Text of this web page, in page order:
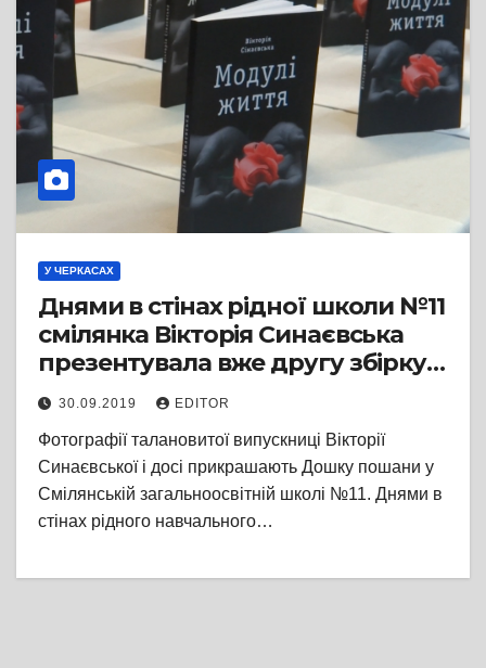
У ЧЕРКАСАХ
Днями в стінах рідної школи №11
смілянка Вікторія Синаєвська
презентувала вже другу збірку
власних поетичних творів
30.09.2019 EDITOR
Фотографії талановитої випускниці Вікторії
Синаєвської і досі прикрашають Дошку пошани у
Смілянській загальноосвітній школі №11. Днями в
стінах рідного навчального…